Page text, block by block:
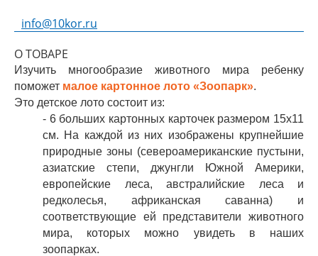
info@10kor.ru
О ТОВАРЕ
Изучить многообразие животного мира ребенку
поможет малое картонное лото «Зоопарк».
Это детское лото состоит из:
- 6 больших картонных карточек размером 15x11
см. На каждой из них изображены крупнейшие
природные зоны (североамериканские пустыни,
азиатские степи, джунгли Южной Америки,
европейские леса, австралийские леса и
редколесья, африканская саванна) и
соответствующие ей представители животного
мира, которых можно увидеть в наших
зоопарках.